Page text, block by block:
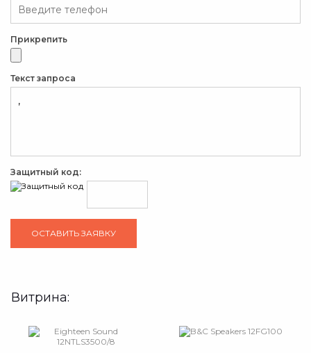
Прикрепить
Текст запроса
Защитный код:
Витрина: